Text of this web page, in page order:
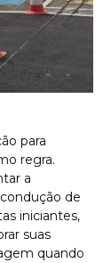
para
regra.
a
de
iniciantes,
suas
quando